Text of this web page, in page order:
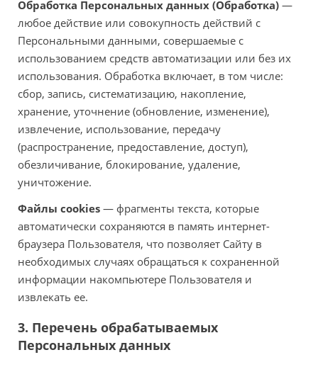
Обработка Персональных данных (Обработка) —
любое действие или совокупность действий с
Персональными данными, совершаемые с
использованием средств автоматизации или без их
использования. Обработка включает, в том числе:
сбор, запись, систематизацию, накопление,
хранение, уточнение (обновление, изменение),
извлечение, использование, передачу
(распространение, предоставление, доступ),
обезличивание, блокирование, удаление,
уничтожение.
Файлы cookies — фрагменты текста, которые
автоматически сохраняются в память интернет-
браузера Пользователя, что позволяет Сайту в
необходимых случаях обращаться к сохраненной
информации накомпьютере Пользователя и
извлекать ее.
3. Перечень обрабатываемых
Персональных данных